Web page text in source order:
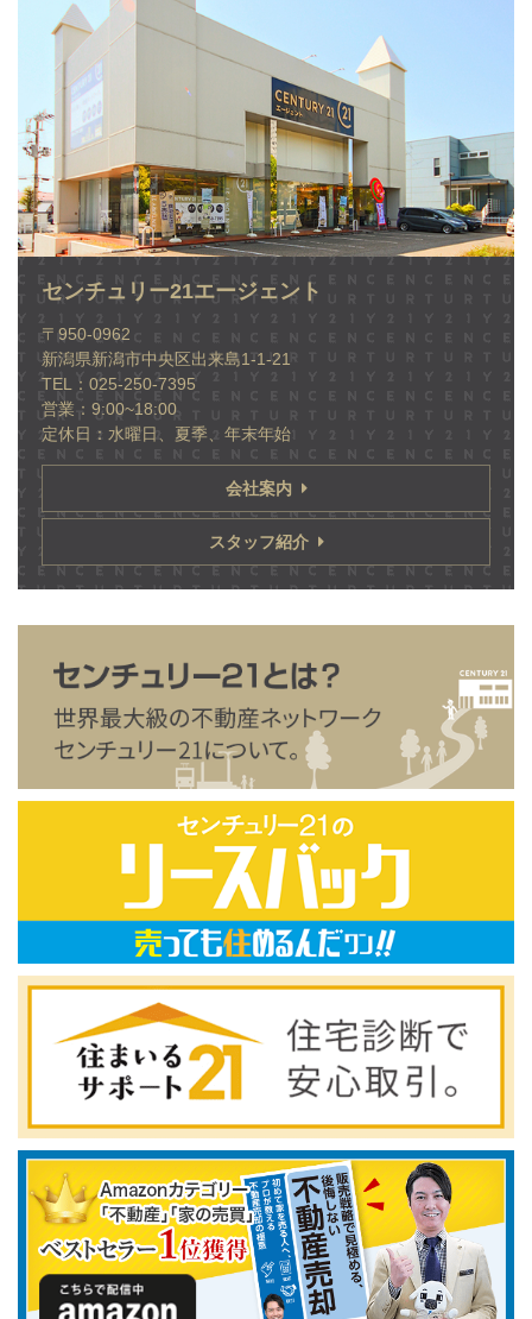
センチュリー21エージェント
〒950-0962
新潟県新潟市中央区出来島1-1-21
TEL：025-250-7395
営業：9:00~18:00
定休日：水曜日、夏季、年末年始
会社案内
スタッフ紹介